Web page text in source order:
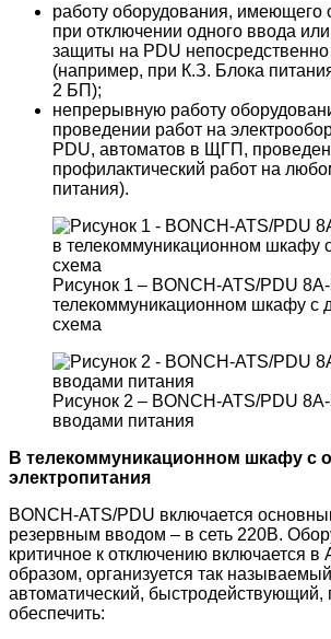
работу оборудования, имеющего
при отключении одного ввода
защиты на PDU непосредственно
(например, при К.З. Блока
2 БП);
непрерывную работу
проведении работ на
PDU, автоматов в ЩГП,
профилактический работ на
питания).
Рисунок 1 – BONCH-ATS/PDU
телекоммуникационном шкафу с
схема
Рисунок 2 – BONCH-ATS/PDU
вводами питания
В телекоммуникационном шкафу с
электропитания
BONCH-ATS/PDU включается
резервным вводом – в сеть 220В.
критичное к отключению включается в
образом, организуется так
автоматический,
обеспечить: